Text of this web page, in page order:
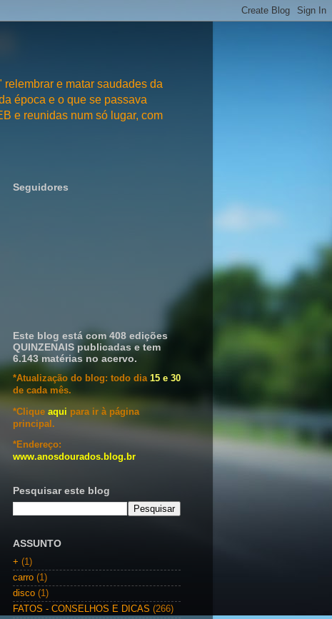
e matar saudades da
época e o que se passava
e reunidas num só lugar, com
Seguidores
Este blog está com 408 edições
QUINZENAIS publicadas e tem
6.143 matérias no acervo.
*Atualização do blog: todo dia 15 e 30
de cada mês.
*Clique aqui para ir à página
principal.
*Endereço:
www.anosdourados.blog.br
Pesquisar este blog
ASSUNTO
+ (1)
carro (1)
disco (1)
FATOS - CONSELHOS E DICAS (266)